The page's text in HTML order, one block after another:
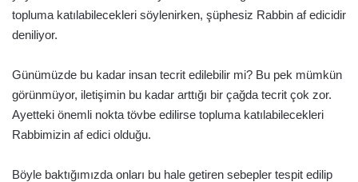
topluma katılabilecekleri söylenirken, şüphesiz Rabbin af edicidir
deniliyor.
Günümüzde bu kadar insan tecrit edilebilir mi? Bu pek mümkün
görünmüyor, iletişimin bu kadar arttığı bir çağda tecrit çok zor.
Ayetteki önemli nokta tövbe edilirse topluma katılabilecekleri
Rabbimizin af edici olduğu.
Böyle baktığımızda onları bu hale getiren sebepler tespit edilip